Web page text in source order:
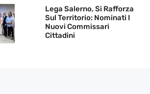
Lega Salerno, Si Rafforza
Sul Territorio: Nominati I
Nuovi Commissari
Cittadini